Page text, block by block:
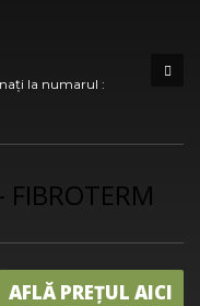
la numarul :
AFLĂ PREȚUL AICI